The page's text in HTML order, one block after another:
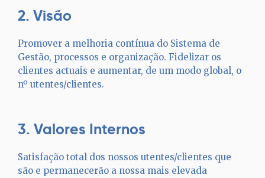
2. Visão
Promover a melhoria contínua do Sistema de
Gestão, processos e organização. Fidelizar os
clientes actuais e aumentar, de um modo global, o
nº utentes/clientes.
3. Valores Internos
Satisfação total dos nossos utentes/clientes que
são e permanecerão a nossa mais elevada